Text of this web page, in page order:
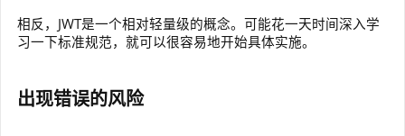
相反，JWT是一个相对轻量级的概念。可能花一天时间深入学
习一下标准规范，就可以很容易地开始具体实施。
出现错误的风险